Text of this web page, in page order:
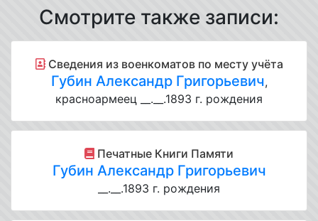
Смотрите также записи:
Cведения из военкоматов по месту учёта
Губин Александр Григорьевич,
красноармеец __.__.1893 г. рождения
Печатные Книги Памяти
Губин Александр Григорьевич
__.__.1893 г. рождения